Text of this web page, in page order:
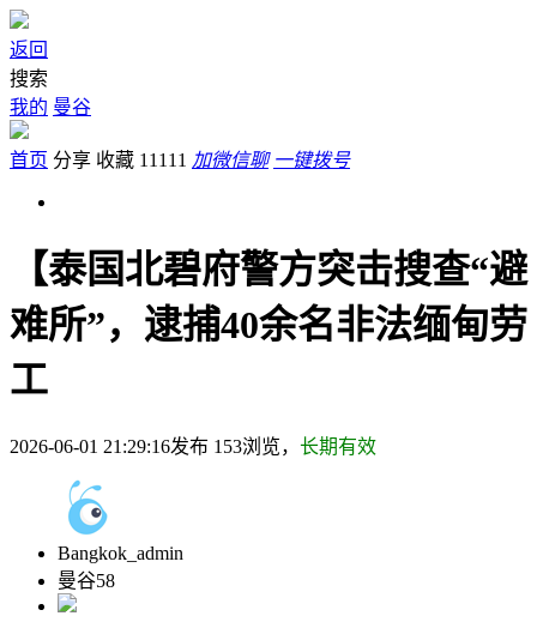
返回
搜索
我的 曼谷
首页 分享 收藏 11111 加微信聊 一键拨号
【泰国北碧府警方突击搜查“避
难所”，逮捕40余名非法缅甸劳
工
2026-06-01 21:29:16发布 153浏览， 长期有效
Bangkok_admin
曼谷58